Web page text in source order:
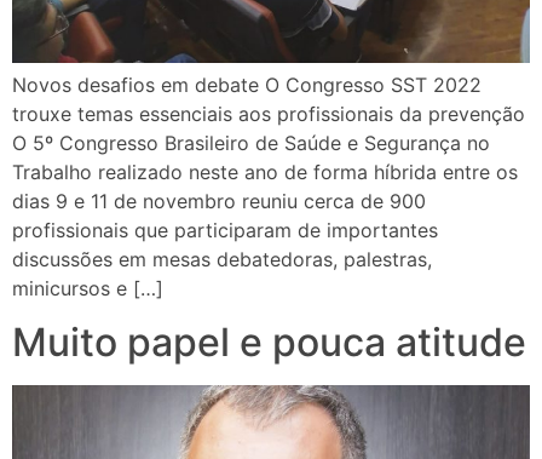
Novos desafios em debate O Congresso SST 2022
trouxe temas essenciais aos profissionais da prevenção
O 5º Congresso Brasileiro de Saúde e Segurança no
Trabalho realizado neste ano de forma híbrida entre os
dias 9 e 11 de novembro reuniu cerca de 900
profissionais que participaram de importantes
discussões em mesas debatedoras, palestras,
minicursos e […]
Muito papel e pouca atitude